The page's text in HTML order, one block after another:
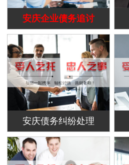
安庆企业债务追讨
安庆债务纠纷处理